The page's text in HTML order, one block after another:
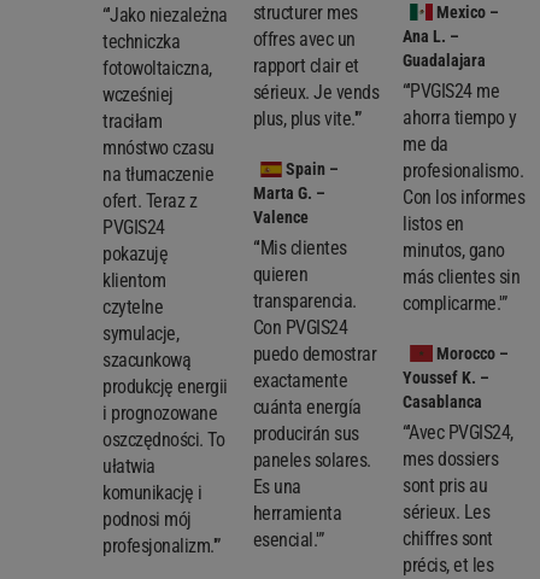
“'Jako niezależna
techniczka
fotowoltaiczna,
wcześniej
traciłam
mnóstwo czasu
na tłumaczenie
ofert. Teraz z
PVGIS24
pokazuję
klientom
czytelne
symulacje,
szacunkową
produkcję energii
i prognozowane
oszczędności. To
ułatwia
komunikację i
podnosi mój
profesjonalizm.'”
structurer mes
offres avec un
rapport clair et
sérieux. Je vends
plus, plus vite.'”
Spain –
Marta G. –
Valence
“'Mis clientes
quieren
transparencia.
Con PVGIS24
puedo demostrar
exactamente
cuánta energía
producirán sus
paneles solares.
Es una
herramienta
esencial.'”
Mexico –
Ana L. –
Guadalajara
“'PVGIS24 me
ahorra tiempo y
me da
profesionalismo.
Con los informes
listos en
minutos, gano
más clientes sin
complicarme.'”
Morocco –
Youssef K. –
Casablanca
“'Avec PVGIS24,
mes dossiers
sont pris au
sérieux. Les
chiffres sont
précis, et les